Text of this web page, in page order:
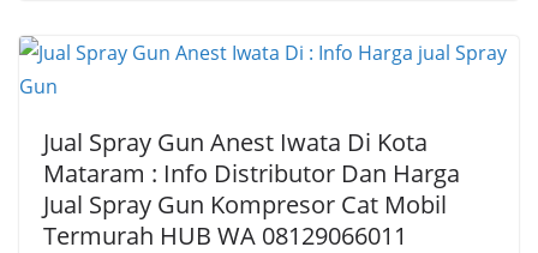
Jual Spray Gun Anest Iwata Di Kota
Mataram : Info Distributor Dan Harga
Jual Spray Gun Kompresor Cat Mobil
Termurah HUB WA 08129066011